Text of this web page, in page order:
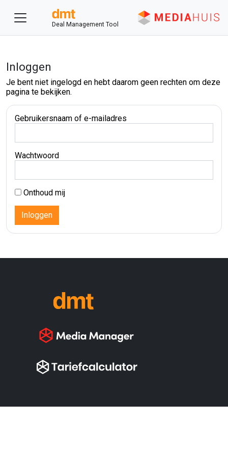
Deal Management Tool
Inloggen
Je bent niet ingelogd en hebt daarom geen rechten om deze
pagina te bekijken.
Gebruikersnaam of e-mailadres
Wachtwoord
Onthoud mij